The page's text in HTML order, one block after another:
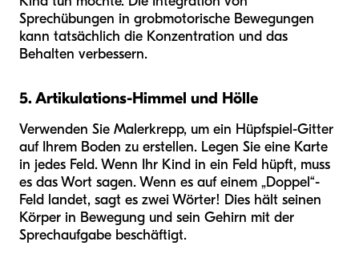
Sprechübungen in grobmotorische Bewegungen
kann tatsächlich die Konzentration und das
Behalten verbessern.
5. Artikulations-Himmel und Hölle
Verwenden Sie Malerkrepp, um ein Hüpfspiel-Gitter
auf Ihrem Boden zu erstellen. Legen Sie eine Karte
in jedes Feld. Wenn Ihr Kind in ein Feld hüpft, muss
es das Wort sagen. Wenn es auf einem „Doppel“-
Feld landet, sagt es zwei Wörter! Dies hält seinen
Körper in Bewegung und sein Gehirn mit der
Sprechaufgabe beschäftigt.